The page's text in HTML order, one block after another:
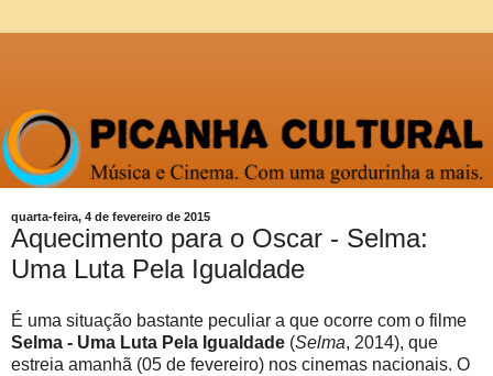
quarta-feira, 4 de fevereiro de 2015
Aquecimento para o Oscar - Selma:
Uma Luta Pela Igualdade
É uma situação bastante peculiar a que ocorre com o filme
Selma - Uma Luta Pela Igualdade (Selma, 2014), que
estreia amanhã (05 de fevereiro) nos cinemas nacionais. O